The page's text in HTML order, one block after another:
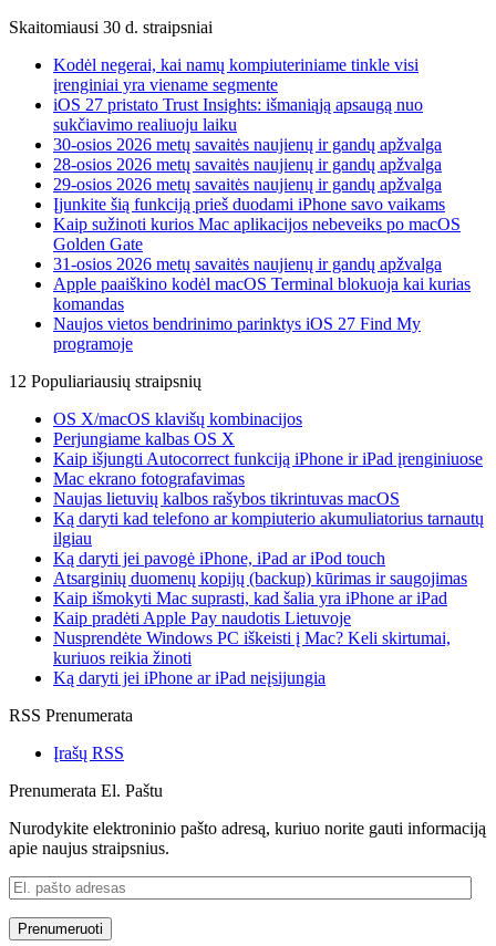
Skaitomiausi 30 d. straipsniai
Kodėl negerai, kai namų kompiuteriniame tinkle visi
įrenginiai yra viename segmente
iOS 27 pristato Trust Insights: išmaniąją apsaugą nuo
sukčiavimo realiuoju laiku
30-osios 2026 metų savaitės naujienų ir gandų apžvalga
28-osios 2026 metų savaitės naujienų ir gandų apžvalga
29-osios 2026 metų savaitės naujienų ir gandų apžvalga
Įjunkite šią funkciją prieš duodami iPhone savo vaikams
Kaip sužinoti kurios Mac aplikacijos nebeveiks po macOS
Golden Gate
31-osios 2026 metų savaitės naujienų ir gandų apžvalga
Apple paaiškino kodėl macOS Terminal blokuoja kai kurias
komandas
Naujos vietos bendrinimo parinktys iOS 27 Find My
programoje
12 Populiariausių straipsnių
OS X/macOS klavišų kombinacijos
Perjungiame kalbas OS X
Kaip išjungti Autocorrect funkciją iPhone ir iPad įrenginiuose
Mac ekrano fotografavimas
Naujas lietuvių kalbos rašybos tikrintuvas macOS
Ką daryti kad telefono ar kompiuterio akumuliatorius tarnautų
ilgiau
Ką daryti jei pavogė iPhone, iPad ar iPod touch
Atsarginių duomenų kopijų (backup) kūrimas ir saugojimas
Kaip išmokyti Mac suprasti, kad šalia yra iPhone ar iPad
Kaip pradėti Apple Pay naudotis Lietuvoje
Nusprendėte Windows PC iškeisti į Mac? Keli skirtumai,
kuriuos reikia žinoti
Ką daryti jei iPhone ar iPad neįsijungia
RSS Prenumerata
Įrašų RSS
Prenumerata El. Paštu
Nurodykite elektroninio pašto adresą, kuriuo norite gauti informaciją
apie naujus straipsnius.
El.
pašto
adresas
Prenumeruoti